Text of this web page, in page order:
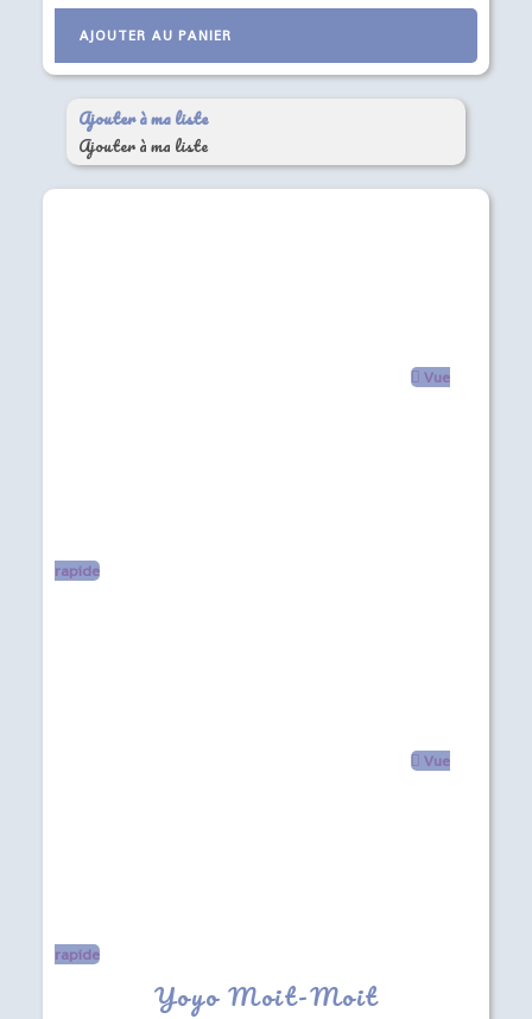
AJOUTER AU PANIER
Ajouter à ma liste
Ajouter à ma liste
Vue
rapide
Vue
rapide
Yoyo Moit-Moit